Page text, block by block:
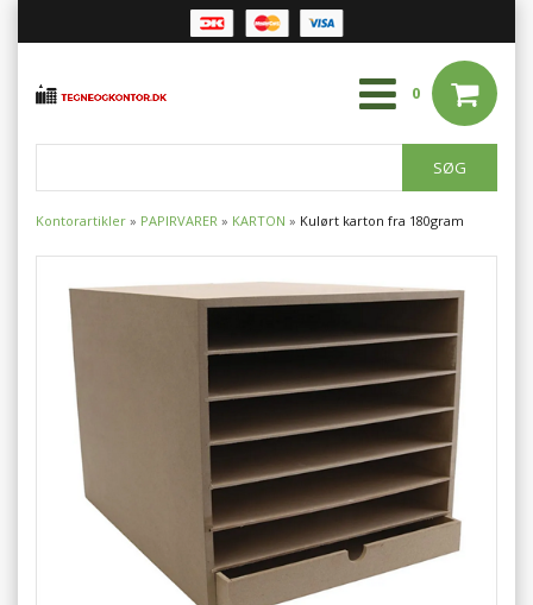
0
Kontorartikler » PAPIRVARER » KARTON » Kulørt karton fra 180gram